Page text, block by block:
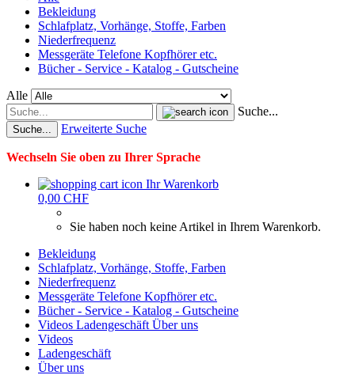
Bekleidung
Schlafplatz, Vorhänge, Stoffe, Farben
Niederfrequenz
Messgeräte Telefone Kopfhörer etc.
Bücher - Service - Katalog - Gutscheine
Alle
Suche...
Suche... Erweiterte Suche
Wechseln Sie oben zu Ihrer Sprache
Ihr Warenkorb
0,00 CHF
Sie haben noch keine Artikel in Ihrem Warenkorb.
Bekleidung
Schlafplatz, Vorhänge, Stoffe, Farben
Niederfrequenz
Messgeräte Telefone Kopfhörer etc.
Bücher - Service - Katalog - Gutscheine
Videos Ladengeschäft Über uns
Videos
Ladengeschäft
Über uns